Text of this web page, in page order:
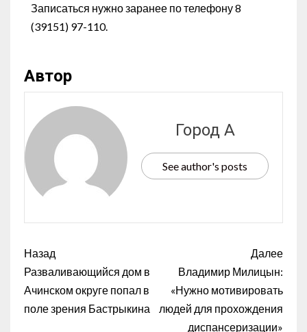
Записаться нужно заранее по телефону 8
(39151) 97-110.
Автор
Город А
See author's posts
Назад
Разваливающийся дом в
Ачинском округе попал в
поле зрения Бастрыкина
Далее
Владимир Милицын:
«Нужно мотивировать
людей для прохождения
диспансеризации»